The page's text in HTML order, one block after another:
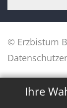
Ihre
© Erzbistum